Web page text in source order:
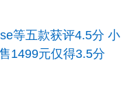
等五款获评4.5分 小
1499元仅得3.5分